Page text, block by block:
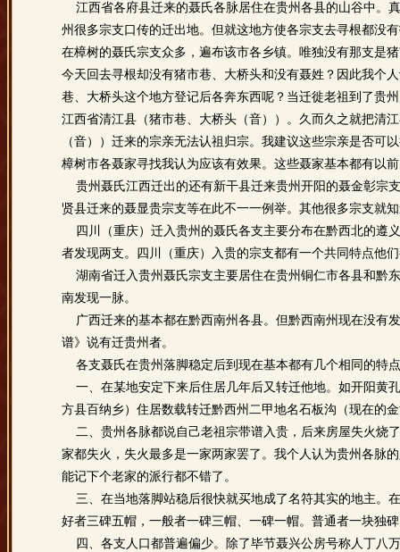
江西省各府县迁来的聂氏各脉居住在贵州各县的山谷中。
州很多宗支口传的迁出地。但就这地方使各宗支去寻根都没
在樟树的聂氏宗支众多，遍布该市各乡镇。唯独没有那支是
今天回去寻根却没有猪市巷、大桥头和没有聂姓？因此我个
巷、大桥头这个地方登记后各奔东西呢？当迁徙老祖到了贵
江西省清江县（猪市巷、大桥头（音））。久而久之就把清
（音））迁来的宗亲无法认祖归宗。我建议这些宗亲是否
樟树市各聂家寻找我认为应该有效果。这些聂家基本都有以
贵州聂氏江西迁出的还有新干县迁来贵州开阳的聂金彰宗
贤县迁来的聂显贵宗支等在此不一一例举。其他很多宗支就
四川（重庆）迁入贵州的聂氏各支主要分布在黔西北的遵
者发现两支。四川（重庆）入贵的宗支都有一个共同特点他
湖南省迁入贵州聂氏宗支主要居住在贵州铜仁市各县和黔
南发现一脉。
广西迁来的基本都在黔西南州各县。但黔西南州现在没有
谱》说有迁贵州者。
各支聂氏在贵州落脚稳定后到现在基本都有几个相同的特
一、在某地安定下来后住居几年后又转迁他地。如开阳黄
方县百纳乡）住居数载转迁黔西州二甲地名石板沟（现在的
二、贵州各脉都说自己老祖宗带谱入贵，后来房屋失火烧
家都失火，失火最多是一家两家罢了。我个人认为贵州各脉
能记下个老家的派行都不错了。
三、在当地落脚站稳后很快就买地成了名符其实的地主。
好者三碑五帽，一般者一碑三帽、一碑一帽。普通者一块独
四、各支人口都普遍偏少。除了毕节聂兴公房号称人丁八